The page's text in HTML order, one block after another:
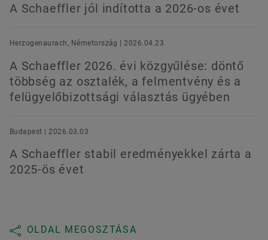
A Schaeffler jól indította a 2026-os évet
Herzogenaurach, Németország | 2026.04.23
A Schaeffler 2026. évi közgyűlése: döntő
többség az osztalék, a felmentvény és a
felügyelőbizottsági választás ügyében
Budapest | 2026.03.03
A Schaeffler stabil eredményekkel zárta a
2025-ös évet
OLDAL MEGOSZTÁSA